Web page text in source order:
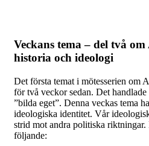
Veckans tema – del två
historia och ideologi
Det första temat i mötesserien om
för två veckor sedan. Det
”bilda eget”. Denna veckas tema
ideologiska identitet. Vår
strid mot andra politiska
följande: